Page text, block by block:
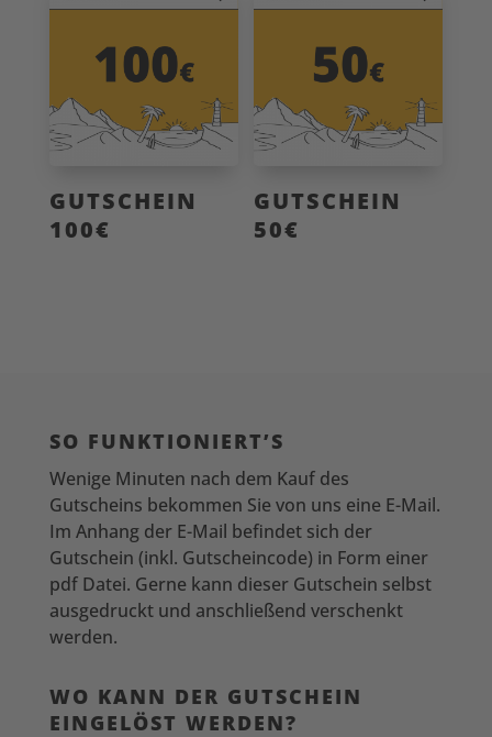
GUTSCHEIN
100€
GUTSCHEIN
50€
SO FUNKTIONIERT’S
Wenige Minuten nach dem Kauf des
Gutscheins bekommen Sie von uns eine E-Mail.
Im Anhang der E-Mail befindet sich der
Gutschein (inkl. Gutscheincode) in Form einer
pdf Datei. Gerne kann dieser Gutschein selbst
ausgedruckt und anschließend verschenkt
werden.
WO KANN DER GUTSCHEIN
EINGELÖST WERDEN?